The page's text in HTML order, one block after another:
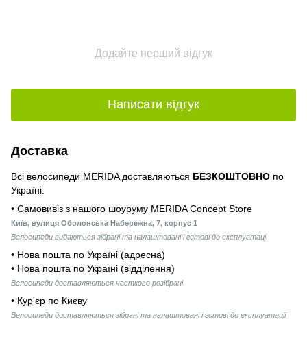
Додайте перший відгук
Написати відгук
Доставка
Всі велосипеди MERIDA доставляються БЕЗКОШТОВНО по
Україні.
• Самовивіз з нашого шоуруму MERIDA Concept Store
Київ, вулиця Оболонська Набережна, 7, корпус 1
Велосипеди видаються зібрані та налаштовані і готові до експлуатаці
• Нова пошта по Україні (адресна)
• Нова пошта по Україні (відділення)
Велосипеди доставляються частково розібрані
• Кур'єр по Києву
Велосипеди доставляються зібрані та налаштовані і готові до експлуатації